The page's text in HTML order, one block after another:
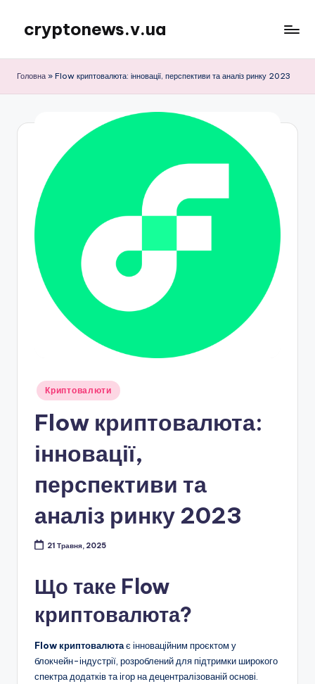
Перейти
вмісту
cryptonews.v.ua
криптовалют,
Головна » Flow криптовалюта: інновації, перспективи та аналіз ринку 2023
Опубліковано
Криптовалюти
Flow криптовалюта:
інновації,
перспективи та
аналіз ринку 2023
21 Травня, 2025
Що таке Flow
криптовалюта?
Flow криптовалютає інноваційним проєктом у
блокчейн-індустрії, розроблений для підтримки широкого
спектра додатків та ігор на децентралізованій основі.